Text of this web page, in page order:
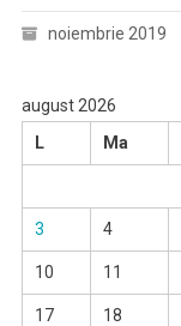
noiembrie 2019
august 2026
L
Ma
3 4
10 11
17 18